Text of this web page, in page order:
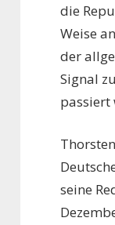
die
Weise
der
Signal
passiert
seine